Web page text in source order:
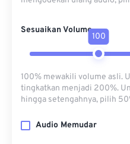
Sesuaikan Volume
100
100% mewakili volume asli.
tingkatkan menjadi 200%.
hingga setengahnya, pilih
Audio Memudar